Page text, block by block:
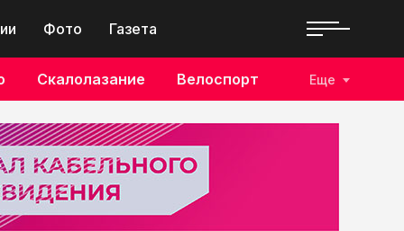
Фото Газета
Скалолазание Велоспорт Еще